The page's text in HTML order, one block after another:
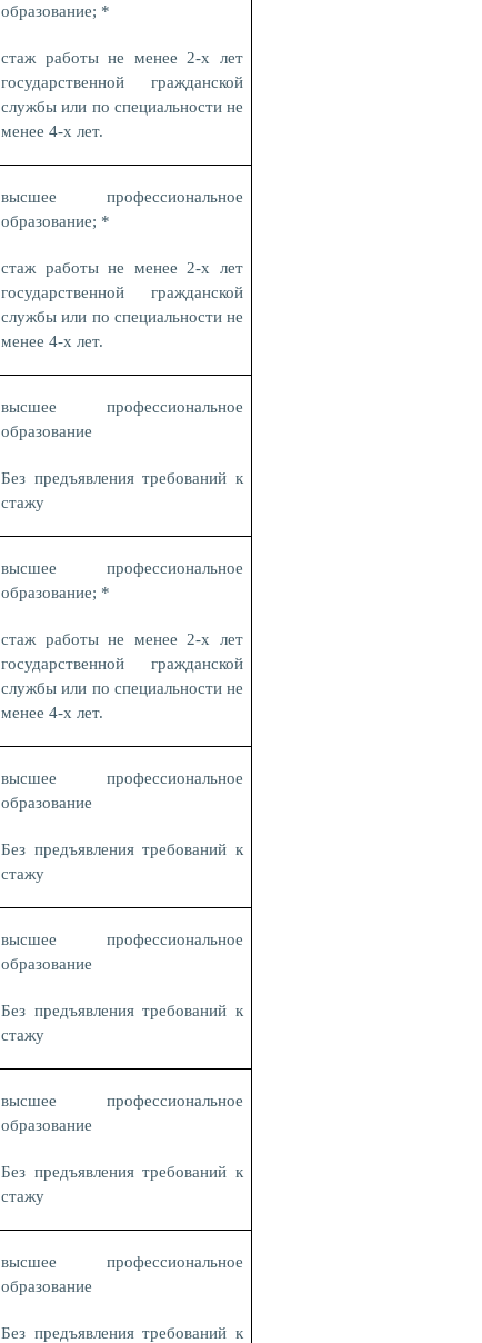
образование; *
стаж работы не менее 2-х лет
государственной гражданской
службы или по специальности не
менее 4-х лет.
высшее профессиональное
образование; *
стаж работы не менее 2-х лет
государственной гражданской
службы или по специальности не
менее 4-х лет.
высшее профессиональное
образование
Без предъявления требований к
стажу
высшее профессиональное
образование; *
стаж работы не менее 2-х лет
государственной гражданской
службы или по специальности не
менее 4-х лет.
высшее профессиональное
образование
Без предъявления требований к
стажу
высшее профессиональное
образование
Без предъявления требований к
стажу
высшее профессиональное
образование
Без предъявления требований к
стажу
высшее профессиональное
образование
Без предъявления требований к